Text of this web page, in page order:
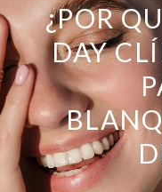
¿POR
DAY